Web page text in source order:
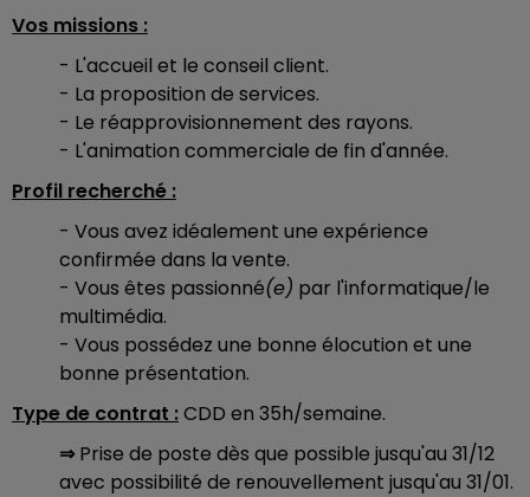
Vos missions :
- L'accueil et le conseil client.
- La proposition de services.
- Le réapprovisionnement des rayons.
- L'animation commerciale de fin d'année.
Profil recherché :
- Vous avez idéalement une expérience
confirmée dans la vente.
- Vous êtes passionné(e) par l'informatique/le
multimédia.
- Vous possédez une bonne élocution et une
bonne présentation.
Type de contrat :CDD en 35h/semaine.
⇒Prise de poste dès que possible jusqu'au 31/12
avec possibilité de renouvellement jusqu'au 31/01.